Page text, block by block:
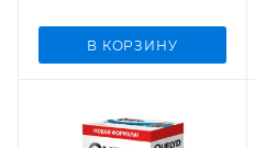
В КОРЗИНУ